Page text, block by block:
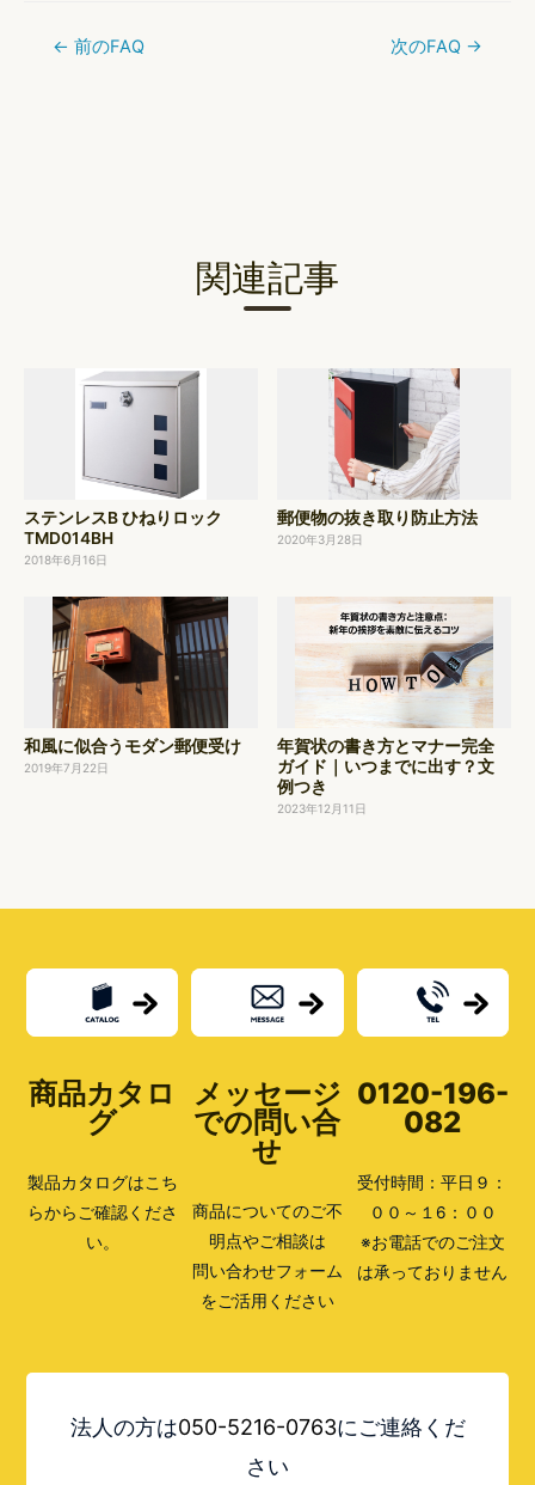
← 前のFAQ 次のFAQ →
関連記事
ステンレスB ひねりロック
TMD014BH
2018年6月16日
郵便物の抜き取り防止方法
2020年3月28日
和風に似合うモダン郵便受け
2019年7月22日
年賀状の書き方とマナー完全
ガイド｜いつまでに出す？文
例つき
2023年12月11日
商品カタロ
グ
製品カタログはこち
らからご確認くださ
い。
メッセージ
での問い合
せ
商品についてのご不
明点やご相談は
問い合わせフォーム
をご活用ください
0120-196-
082
受付時間：平日９：
００～１6：００
※お電話でのご注文
は承っておりません
法人の方は050-5216-0763にご連絡くだ
さい